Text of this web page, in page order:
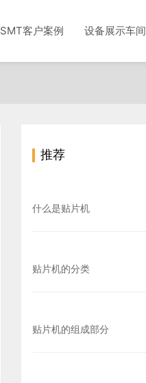
SMT客户案例 设备展示车间
推荐
什么是贴片机
贴片机的分类
贴片机的组成部分